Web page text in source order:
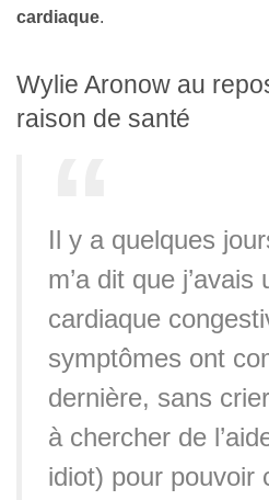
cardiaque.
Wylie Aronow au
raison de santé
Il y a quelques
m’a dit que
cardiaque
symptômes ont
dernière, sans
à chercher de
idiot) pour pouvoir